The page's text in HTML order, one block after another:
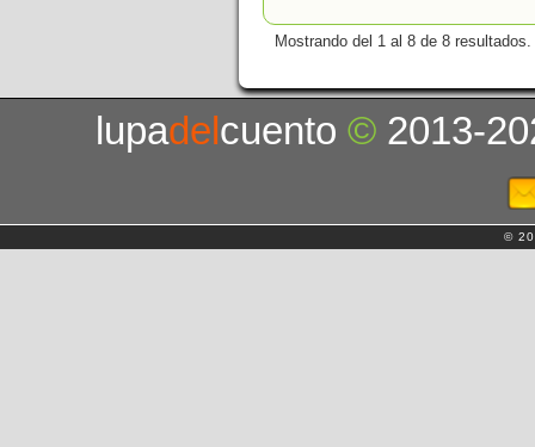
Mostrando del 1 al 8 de 8 resultados.
lupadelcuento© 2013-
©